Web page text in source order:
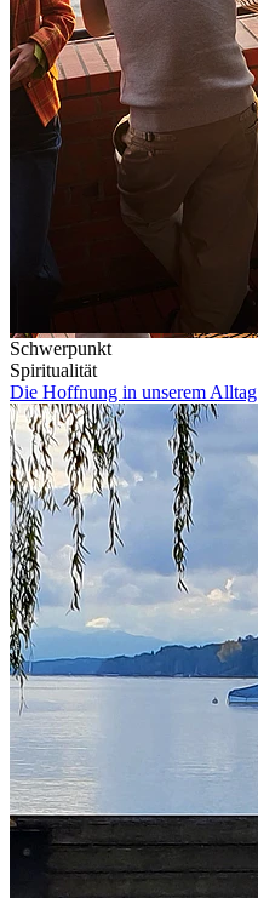
Schwerpunkt
Spiritualität
Die Hoffnung in unserem Alltag